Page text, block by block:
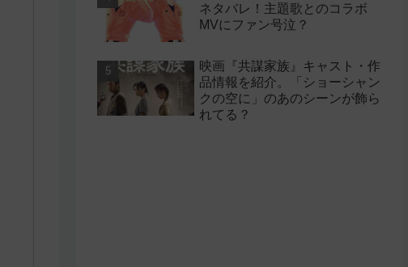
ネタバレ！主題歌とのコラボ
MVにファン号泣？
映画『共謀家族』キャスト・作
品情報を紹介。「ショーシャン
クの空に」のあのシーンが飾ら
れてる？